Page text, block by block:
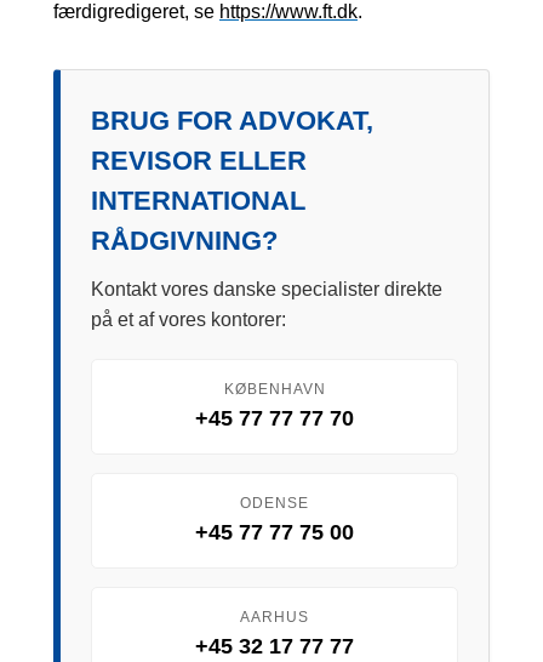
færdigredigeret, se https://www.ft.dk.
BRUG FOR ADVOKAT,
REVISOR ELLER
INTERNATIONAL
RÅDGIVNING?
Kontakt vores danske specialister direkte
på et af vores kontorer:
KØBENHAVN
+45 77 77 77 70
ODENSE
+45 77 77 75 00
AARHUS
+45 32 17 77 77